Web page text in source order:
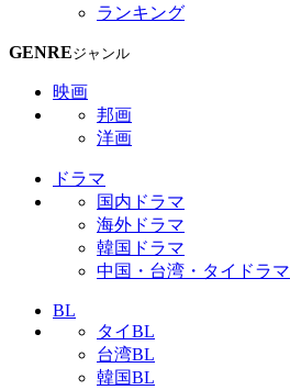
ランキング
GENREジャンル
映画
邦画
洋画
ドラマ
国内ドラマ
海外ドラマ
韓国ドラマ
中国・台湾・タイドラマ
BL
タイBL
台湾BL
韓国BL